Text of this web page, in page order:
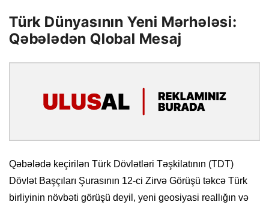
Türk Dünyasının Yeni Mərhələsi:
Qəbələdən Qlobal Mesaj
Qəbələdə keçirilən Türk Dövlətləri Təşkilatının (TDT)
Dövlət Başçıları Şurasının 12-ci Zirvə Görüşü təkcə Türk
birliyinin növbəti görüşü deyil, yeni geosiyasi reallığın və